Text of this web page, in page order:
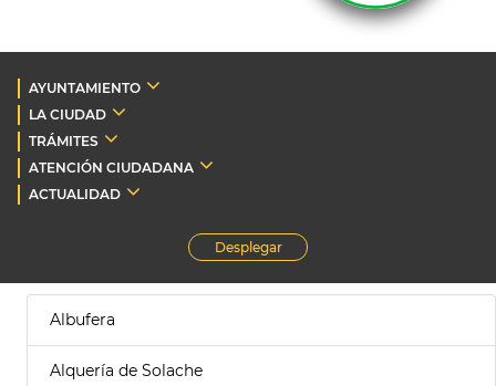
AYUNTAMIENTO
LA CIUDAD
TRÁMITES
ATENCIÓN CIUDADANA
ACTUALIDAD
Desplegar
Albufera
Alquería de Solache